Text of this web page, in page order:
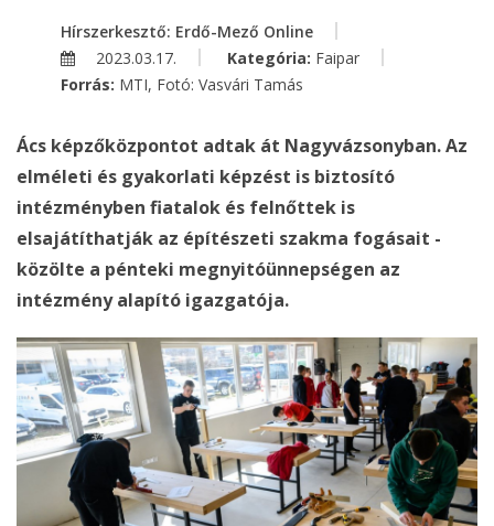
Hírszerkesztő: Erdő-Mező Online
2023.03.17.
Kategória: Faipar
Forrás: MTI, Fotó: Vasvári Tamás
Ács képzőközpontot adtak át Nagyvázsonyban. Az
elméleti és gyakorlati képzést is biztosító
intézményben fiatalok és felnőttek is
elsajátíthatják az építészeti szakma fogásait -
közölte a pénteki megnyitóünnepségen az
intézmény alapító igazgatója.